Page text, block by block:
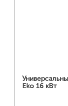
Eko 16 кВт